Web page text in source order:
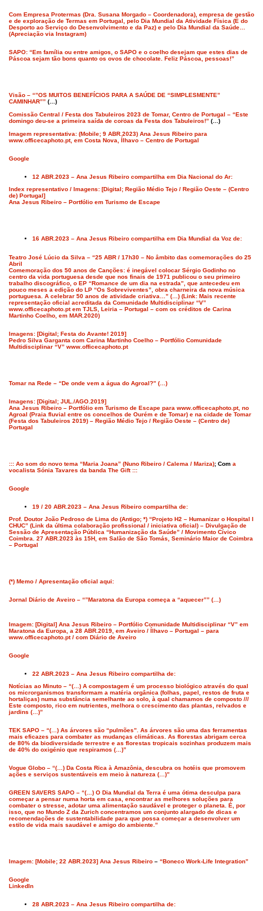
Com Empresa Protermas (Dra. Susana Morgado – Coordenadora), empresa de gestão
e de exploração de Termas em Portugal, pelo Dia Mundial da Atividade Física (E do
Desporto ao Serviço do Desenvolvimento e da Paz) e pelo Dia Mundial da Saúde…
(Apreciação via Instagram)
SAPO: “Em família ou entre amigos, o SAPO e o coelho desejam que estes dias de
Páscoa sejam tão bons quanto os ovos de chocolate. Feliz Páscoa, pessoas!”
Visão – “”OS MUITOS BENEFÍCIOS PARA A SAÚDE DE “SIMPLESMENTE”
CAMINHAR”” (…)
Comissão Central / Festa dos Tabuleiros 2023 de Tomar, Centro de Portugal – “Este
domingo deu-se a primeira saída de coroas da Festa dos Tabuleiros!” (…)
Imagem representativa: (Mobile; 9 ABR.2023) Ana Jesus Ribeiro para
www.officecaphoto.pt, em Costa Nova, Ílhavo – Centro de Portugal
Google
12 ABR.2023 – Ana Jesus Ribeiro compartilha em Dia Nacional do Ar:
Index representativo / Imagens: [Digital; Região Médio Tejo / Região Oeste – (Centro
de) Portugal]
Ana Jesus Ribeiro – Portfólio em Turismo de Escape
16 ABR.2023 – Ana Jesus Ribeiro compartilha em Dia Mundial da Voz de:
Teatro José Lúcio da Silva – “25 ABR / 17h30 – No âmbito das comemorações do 25
Abril
Comemoração dos 50 anos de Canções: é inegável colocar Sérgio Godinho no
centro da vida portuguesa desde que nos finais de 1971 publicou o seu primeiro
trabalho discográfico, o EP “Romance de um dia na estrada”, que antecedeu em
pouco meses a edição do LP “Os Sobreviventes”, obra charneira da nova música
portuguesa. A celebrar 50 anos de atividade criativa…” (…) (Link: Mais recente
representação oficial acreditada da Comunidade Multidisciplinar “V”
www.officecaphoto.pt em TJLS, Leiria – Portugal – com os créditos de Carina
Martinho Coelho, em MAR.2020)
Imagens: [Digital; Festa do Avante! 2019]
Pedro Silva Garganta com Carina Martinho Coelho – Portfólio Comunidade
Multidisciplinar “V” www.officecaphoto.pt
Tomar na Rede – “De onde vem a água do Agroal?” (…)
Imagens: [Digital; JUL./AGO.2019]
Ana Jesus Ribeiro – Portfólio em Turismo de Escape para www.officecaphoto.pt, no
Agroal (Praia fluvial entre os concelhos de Ourém e de Tomar) e na cidade de Tomar
(Festa dos Tabuleiros 2019) – Região Médio Tejo / Região Oeste – (Centro de)
Portugal
::: Ao som do novo tema “Maria Joana” (Nuno Ribeiro / Calema / Mariza); Com a
vocalista Sónia Tavares da banda The Gift :::
Google
19 / 20 ABR.2023 – Ana Jesus Ribeiro compartilha de:
Prof. Doutor João Pedroso de Lima do (Antigo; *) “Projeto H2 – Humanizar o Hospital I
CHUC” (Link da última colaboração profissional / iniciativa oficial) – Divulgação de
Sessão de Apresentação Pública “Humanização da Saúde” / Movimento Cívico
Coimbra. 27 ABR.2023 às 15H, em Salão de São Tomás, Seminário Maior de Coimbra
– Portugal
(*) Memo / Apresentação oficial aqui:
Jornal Diário de Aveiro – “”Maratona da Europa começa a “aquecer”” (…)
Imagem: [Digital] Ana Jesus Ribeiro – Portfólio Comunidade Multidisciplinar “V” em
Maratona da Europa, a 28 ABR.2019, em Aveiro / Ílhavo – Portugal – para
www.officecaphoto.pt / com Diário de Aveiro
Google
22 ABR.2023 – Ana Jesus Ribeiro compartilha de:
Notícias ao Minuto – “(…) A compostagem é um processo biológico através do qual
os microrganismos transformam a matéria orgânica (folhas, papel, restos de fruta e
hortaliças) numa substância semelhante ao solo, à qual chamamos de composto ///
Este composto, rico em nutrientes, melhora o crescimento das plantas, relvados e
jardins (…)”
TEK SAPO – “(…) As árvores são “pulmões”. As árvores são uma das ferramentas
mais eficazes para combater as mudanças climáticas. As florestas abrigam cerca
de 80% da biodiversidade terrestre e as florestas tropicais sozinhas produzem mais
de 40% do oxigénio que respiramos (…)”
Vogue Globo – “(…) Da Costa Rica à Amazônia, descubra os hotéis que promovem
ações e serviços sustentáveis em meio à natureza (…)”
GREEN SAVERS SAPO – “(…) O Dia Mundial da Terra é uma ótima desculpa para
começar a pensar numa horta em casa, encontrar as melhores soluções para
combater o stresse, adotar uma alimentação saudável e proteger o planeta. É, por
isso, que no Mundo Z da Zurich concentramos um conjunto alargado de dicas e
recomendações de sustentabilidade para que possa começar a desenvolver um
estilo de vida mais saudável e amigo do ambiente.”
Imagem: [Mobile; 22 ABR.2023] Ana Jesus Ribeiro – “Boneco Work-Life Integration”
Google
LinkedIn
28 ABR.2023 – Ana Jesus Ribeiro compartilha de: